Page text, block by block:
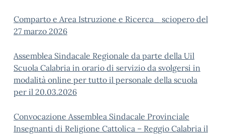
Comparto e Area Istruzione e Ricerca_ sciopero del
27 marzo 2026
Assemblea Sindacale Regionale da parte della Uil
Scuola Calabria in orario di servizio da svolgersi in
modalità online per tutto il personale della scuola
per il 20.03.2026
Convocazione Assemblea Sindacale Provinciale
Insegnanti di Religione Cattolica – Reggio Calabria il